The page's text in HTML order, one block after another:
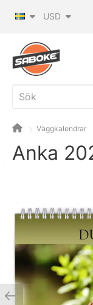
USD
Väggkalendrar
Anka